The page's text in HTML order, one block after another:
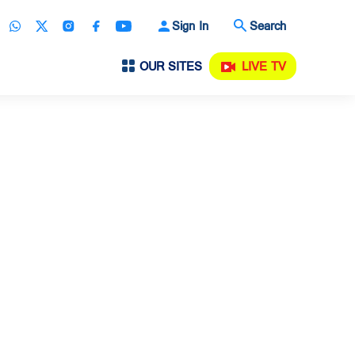
Sign In Search
OUR SITES LIVE TV